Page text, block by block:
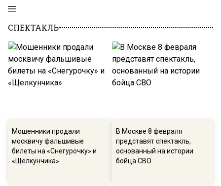
СПЕКТАКЛЬ
Мошенники продали
москвичу фальшивые
билеты на «Снегурочку» и
«Щелкунчика»
В Москве 8 февраля
представят спектакль,
основанный на истории
бойца СВО